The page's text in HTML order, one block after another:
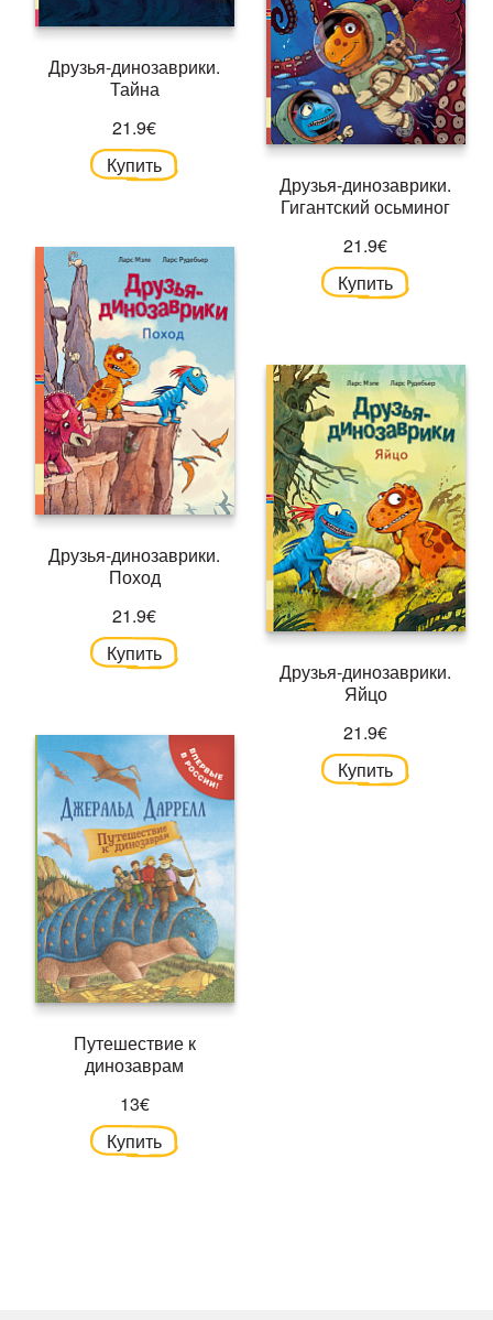
Друзья-динозаврики.
Тайна
21.9€
Купить
Друзья-динозаврики.
Гигантский осьминог
21.9€
Купить
Друзья-динозаврики.
Поход
21.9€
Купить
Друзья-динозаврики.
Яйцо
21.9€
Купить
Путешествие к
динозаврам
13€
Купить